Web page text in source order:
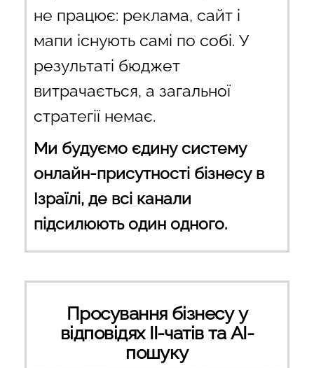
не працює: реклама, сайт і
мапи існують самі по собі. У
результаті бюджет
витрачається, а загальної
стратегії немає.
Ми будуємо єдину систему
онлайн-присутності бізнесу в
Ізраїлі, де всі канали
підсилюють один одного.
Просування бізнесу у
відповідях ІІ-чатів та AI-
пошуку